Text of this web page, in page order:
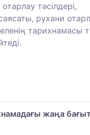
тәсілдері,
рухани
тарихнамасы
жаңа